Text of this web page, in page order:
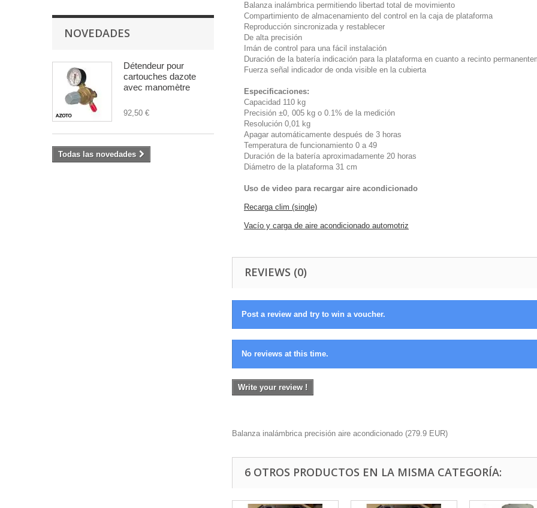
NOVEDADES
Détendeur pour
cartouches dazote
avec manomètre
92,50 €
Todas las novedades
Balanza inalámbrica permitiendo libertad total de movimiento
Compartimiento de almacenamiento del control en la caja de plataforma
Reproducción sincronizada y restablecer
De alta precisión
Imán de control para una fácil instalación
Duración de la batería indicación para la plataforma en cuanto a recinto
Fuerza señal indicador de onda visible en la cubierta
Especificaciones:
Capacidad 110 kg
Precisión ±0, 005 kg o 0.1% de la medición
Resolución 0,01 kg
Apagar automáticamente después de 3 horas
Temperatura de funcionamiento 0 a 49
Duración de la batería aproximadamente 20 horas
Diámetro de la plataforma 31 cm
Uso de video para recargar aire acondicionado
Recarga clim (single)
Vacío y carga de aire acondicionado automotriz
REVIEWS (0)
Post a review and try to win a voucher.
No reviews at this time.
Write your review !
Balanza inalámbrica precisión aire acondicionado (279.9 EUR)
6 OTROS PRODUCTOS EN LA MISMA CATEGORÍA: